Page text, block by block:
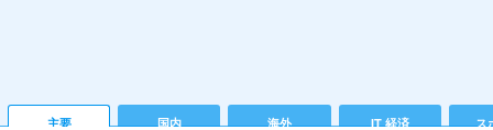
主要 国内 海外 IT 経済 ス